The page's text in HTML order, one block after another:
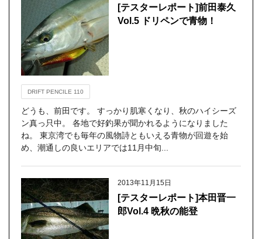
[テスターレポート]前田泰久
Vol.5 ドリペンで青物！
DRIFT PENCILE 110
どうも、前田です。 すっかり肌寒くなり、秋のハイシーズ
ン真っ只中。 各地で好釣果が聞かれるようになりました
ね。 東京湾でも毎年の風物詩ともいえる青物が回遊を始
め、潮通しの良いエリアでは11月中旬...
2013年11月15日
[テスターレポート]本田晋一
郎Vol.4 晩秋の能登